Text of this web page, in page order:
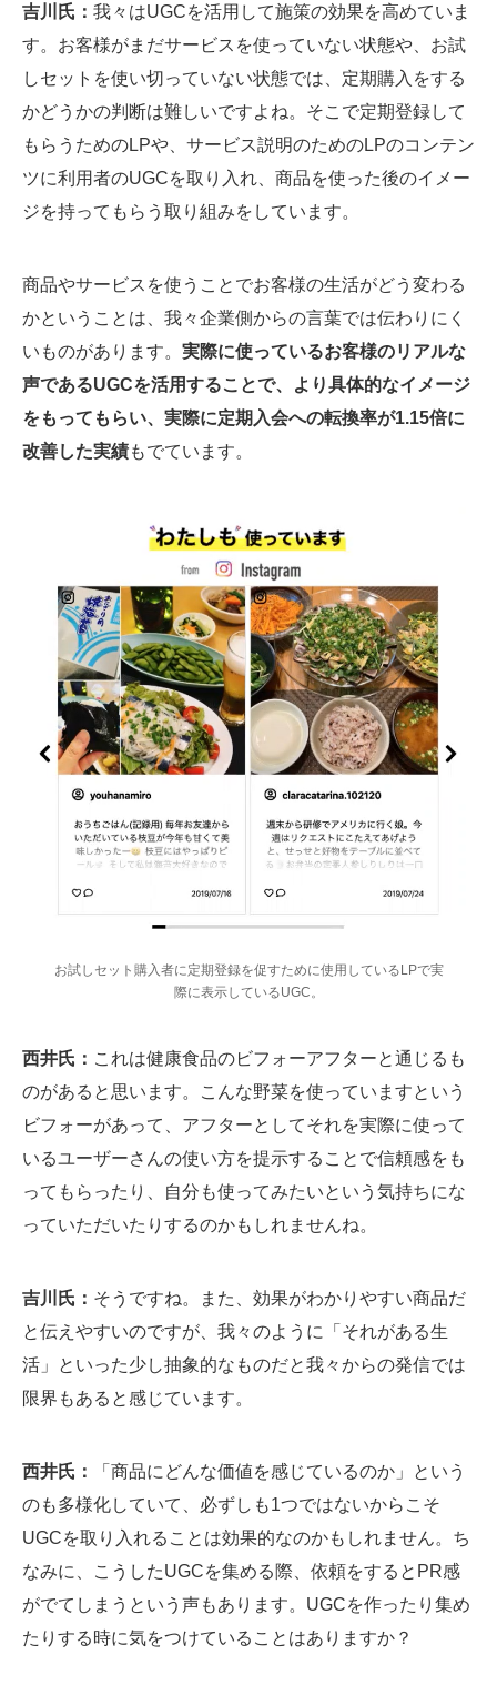
吉川氏： 我々はUGCを活用して施策の効果を高めていま
す。お客様がまだサービスを使っていない状態や、お試
しセットを使い切っていない状態では、定期購入をする
かどうかの判断は難しいですよね。そこで定期登録して
もらうためのLPや、サービス説明のためのLPのコンテン
ツに利用者のUGCを取り入れ、商品を使った後のイメー
ジを持ってもらう取り組みをしています。
商品やサービスを使うことでお客様の生活がどう変わる
かということは、我々企業側からの言葉では伝わりにく
いものがあります。 実際に使っているお客様のリアルな
声であるUGCを活用することで、より具体的なイメージ
をもってもらい、実際に定期入会への転換率が1.15倍に
改善した実績もでています。
お試しセット購入者に定期登録を促すために使用しているLPで実
際に表示しているUGC。
西井氏： これは健康食品のビフォーアフターと通じるも
のがあると思います。こんな野菜を使っていますという
ビフォーがあって、アフターとしてそれを実際に使って
いるユーザーさんの使い方を提示することで信頼感をも
ってもらったり、自分も使ってみたいという気持ちにな
っていただいたりするのかもしれませんね。
吉川氏： そうですね。また、効果がわかりやすい商品だ
と伝えやすいのですが、我々のように「それがある生
活」といった少し抽象的なものだと我々からの発信では
限界もあると感じています。
西井氏：
「商品にどんな価値を感じているのか」という
のも多様化していて、必ずしも1つではないからこそ
UGCを取り入れることは効果的なのかもしれません。ち
なみに、こうしたUGCを集める際、依頼をするとPR感
がでてしまうという声もあります。UGCを作ったり集め
たりする時に気をつけていることはありますか？